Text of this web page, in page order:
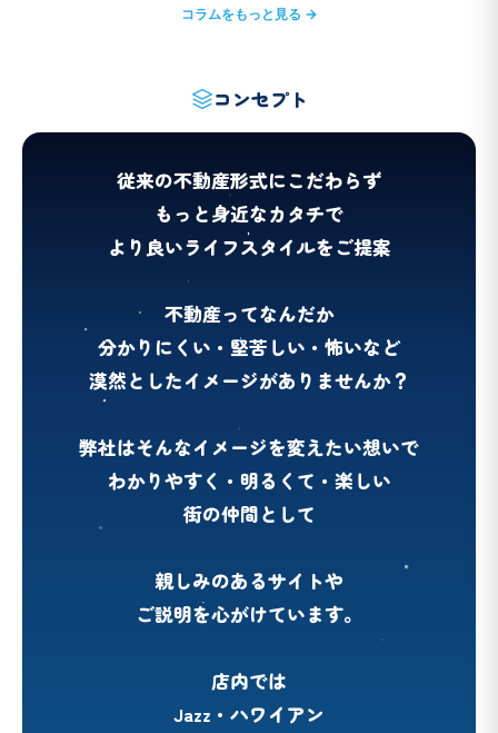
コラムをもっと見る →
コンセプト
従来の不動産形式にこだわらず
もっと身近なカタチで
より良いライフスタイルをご提案
不動産ってなんだか
分かりにくい・堅苦しい・怖いなど
漠然としたイメージがありませんか？
弊社はそんなイメージを変えたい想いで
わかりやすく・明るくて・楽しい
街の仲間として
親しみのあるサイトや
ご説明を心がけています。
店内では
Jazz・ハワイアン